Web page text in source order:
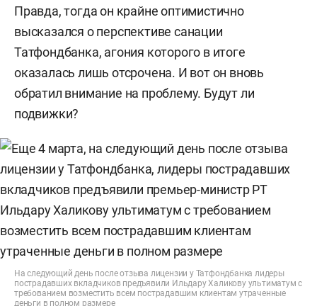
Правда, тогда он крайне оптимистично
высказался о перспективе санации
Татфондбанка, агония которого в итоге
оказалась лишь отсрочена. И вот он вновь
обратил внимание на проблему. Будут ли
подвижки?
На следующий день после отзыва лицензии у Татфондбанка лидеры
пострадавших вкладчиков предъявили Ильдару Халикову ультиматум с
требованием возместить всем пострадавшим клиентам утраченные
деньги в полном размере